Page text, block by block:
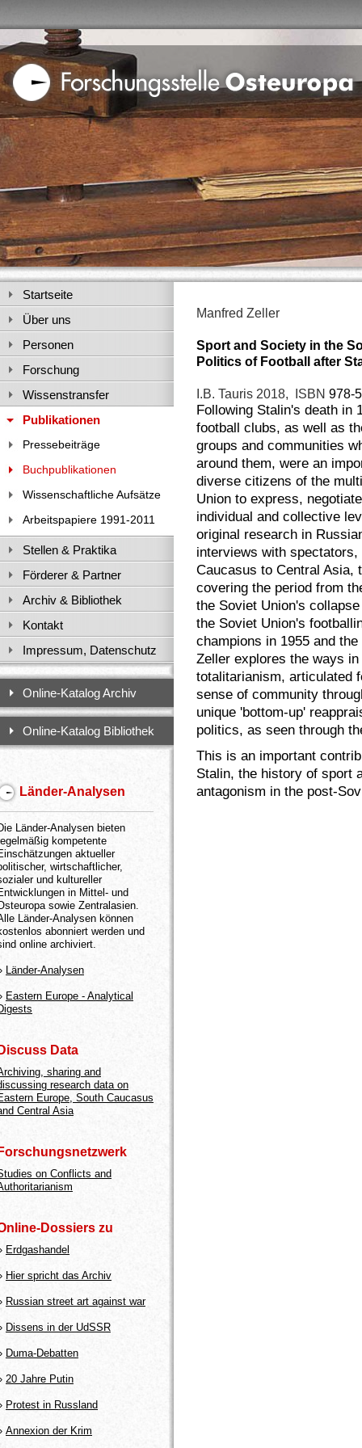
Manfred Zeller
Sport and Society in the
Politics of Football after
I.B. Tauris 2018, ISBN 978-
Following Stalin's death in
football clubs, as well as
groups and communities
around them, were an
diverse citizens of the
Union to express,
individual and collective
original research in
interviews with
Caucasus to Central Asia,
covering the period from
the Soviet Union's
the Soviet Union's
champions in 1955 and
Zeller explores the ways
totalitarianism, articulated
sense of community
unique 'bottom-up'
politics, as seen through
This is an important
Stalin, the history of sport
antagonism in the post-
Startseite
Über uns
Personen
Forschung
Wissenstransfer
Publikationen
Pressebeiträge
Buchpublikationen
Wissenschaftliche Aufsätze
Arbeitspapiere 1991-2011
Stellen & Praktika
Förderer & Partner
Archiv & Bibliothek
Kontakt
Impressum, Datenschutz
Online-Katalog Archiv
Online-Katalog Bibliothek
Länder-Analysen
Länder-Analysen bieten
kompetente
aktueller
wirtschaftlicher,
und kultureller
in Mittel- und
sowie Zentralasien.
Länder-Analysen können
abonniert werden und
online archiviert.
Länder-Analysen
Eastern Europe - Analytical
Data
sharing and
research data on
Europe, South Caucasus
Central Asia
on Conflicts and
Dossiers zu
Erdgashandel
Hier spricht das Archiv
Russian street art against war
Dissens in der UdSSR
Duma-Debatten
20 Jahre Putin
Protest in Russland
Annexion der Krim